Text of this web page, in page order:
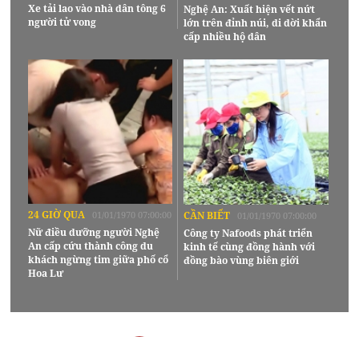
Xe tải lao vào nhà dân tông 6
người tử vong
Nghệ An: Xuất hiện vết nứt
lớn trên đỉnh núi, di dời khẩn
cấp nhiều hộ dân
24 GIỜ QUA 01/01/1970 07:00:00
Nữ điều dưỡng người Nghệ
An cấp cứu thành công du
khách ngừng tim giữa phố cổ
Hoa Lư
CẦN BIẾT 01/01/1970 07:00:00
Công ty Nafoods phát triển
kinh tế cùng đồng hành với
đồng bào vùng biên giới